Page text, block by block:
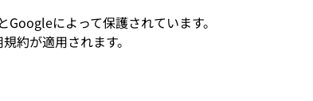
個人データの開示、訂正等、利用停止等若しくは第三者提供
る請求（以下「開示等の請求等」という。）を受け付けてお
相談窓口」で受け付けます。
Googleによって保護されています。
約が適用されます。